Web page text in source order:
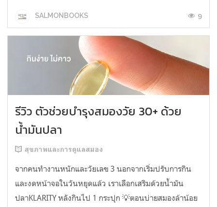
SALMONBOOKS 9
รีวิว ตัวช่วยบำรุงสมองวัย 30+ ด้วย
น้ำมันปลา
สุขภาพและการดูแลสมอง
จากคนทำงานหนักและวัยเลข 3 นอกจากเริ่มปรับการกิน
และงดหน้าจอในวันหยุดแล้ว เราเลือกเสริมด้วยน้ำมัน
ปลาKLARITY หลังกินไป 1 กระปุก 💡ตอนบ่ายสมองล้าน้อย